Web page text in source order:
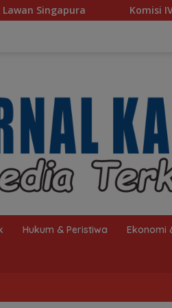
IV Terus Perkuat Kebijakan
Hukum & Peristiwa Ekonomi